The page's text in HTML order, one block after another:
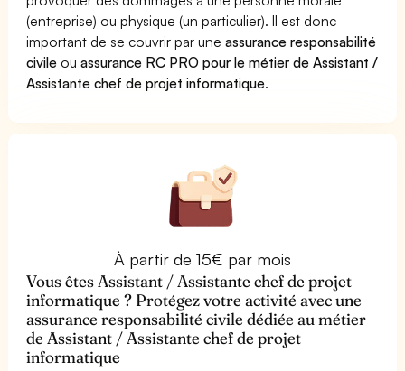
(entreprise) ou physique (un particulier). Il est donc
important de se couvrir par uneassurance responsabilité
civile ouassurance RC PRO pour le métier de Assistant /
Assistante chef de projet informatique.
À partir de 15€ par mois
Vous êtes Assistant / Assistante chef de projet
informatique ? Protégez votre activité avec une
assurance responsabilité civile dédiée au métier
de Assistant / Assistante chef de projet
informatique